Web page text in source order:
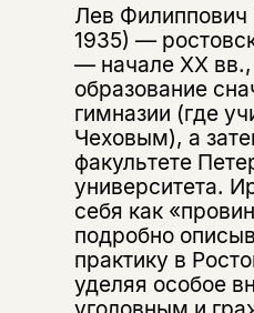
Лев Филиппович
1935) —
— начале XX
образование
гимназии (где
Чеховым), а
факультете
университета.
себя как
подробно
практику в
уделяя особое
Подписка
Раз в неделю мы
о книгах и
Этой книги
нет в
Вы можете
уведомления, и при